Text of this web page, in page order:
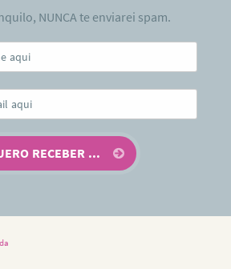
NUNCA te enviarei spam.